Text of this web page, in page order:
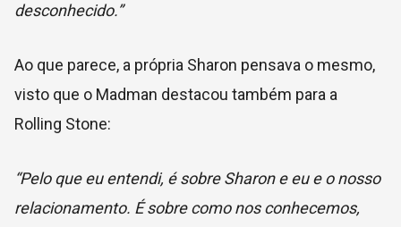
desconhecido.”
Ao que parece, a própria Sharon pensava o mesmo,
visto que o Madman destacou também para a
Rolling Stone:
“Pelo que eu entendi, é sobre Sharon e eu e o nosso
relacionamento. É sobre como nos conhecemos,